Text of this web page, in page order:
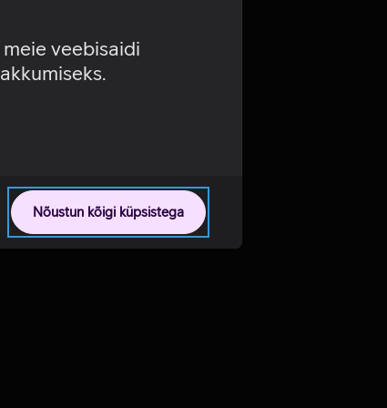
veebisaidi
Nõustun kõigi küpsistega